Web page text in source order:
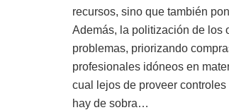
recursos, sino que también
Además, la politización de los
problemas, priorizando
profesionales idóneos en
cual lejos de proveer
hay de sobra…